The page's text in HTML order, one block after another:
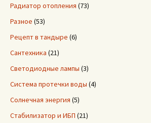
Радиатор отопления (73)
Разное (53)
Рецепт в тандыре (6)
Сантехника (21)
Светодиодные лампы (3)
Система протечки воды (4)
Солнечная энергия (5)
Стабилизатор и ИБП (21)